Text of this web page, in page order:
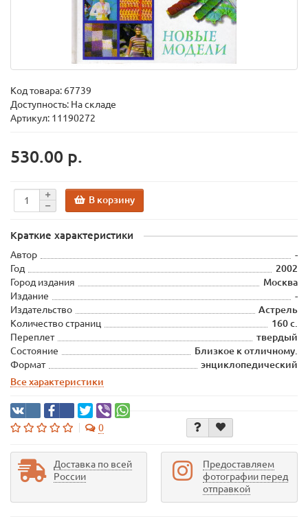
Код товара: 67739
Доступность: На складе
Артикул: 11190272
530.00 р.
В корзину
Краткие характеристики
Автор
-
Год
2002
Город издания
Москва
Издание
-
Издательство
Астрель
Количество страниц
160 с.
Переплет
твердый
Состояние
Близкое к отличному.
Формат
энциклопедический
Все характеристики
0
Доставка по всей
России
Предоставляем
фотографии перед
отправкой